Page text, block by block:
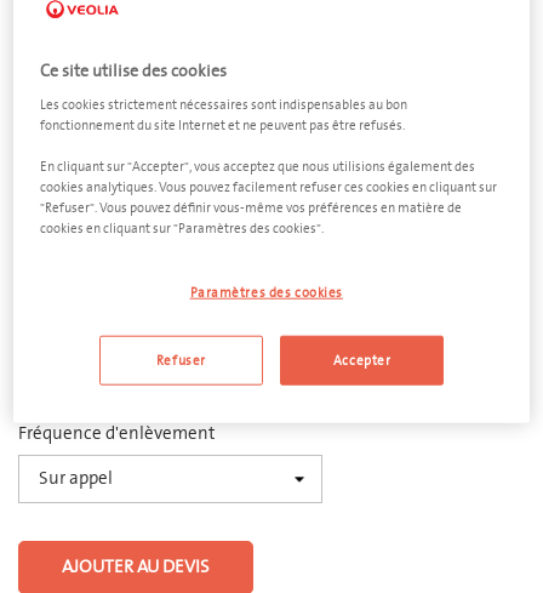
Essence
Bidon 25 litres
290 x 250 x 500 mm (L x l x h)
+
Fréquence d'enlèvement
AJOUTER AU DEVIS
Ce site utilise des cookies
Les cookies strictement nécessaires sont indispensables au bon
fonctionnement du site Internet et ne peuvent pas être refusés.
En cliquant sur "Accepter", vous acceptez que nous utilisions également des
cookies analytiques. Vous pouvez facilement refuser ces cookies en cliquant sur
"Refuser". Vous pouvez définir vous-même vos préférences en matière de
cookies en cliquant sur "Paramètres des cookies".
Paramètres des cookies
Refuser Accepter